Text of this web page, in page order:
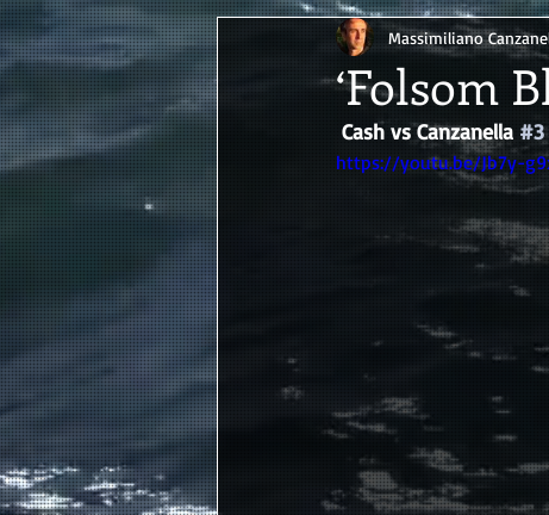
‘Folsom
Massimiliano
Cash vs Canzanella #3
https://youtu.be/Jb7y-